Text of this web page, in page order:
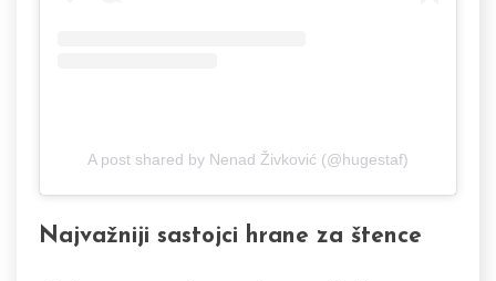
A post shared by Nenad Živković (@hugestaf)
Najvažniji sastojci hrane za štence